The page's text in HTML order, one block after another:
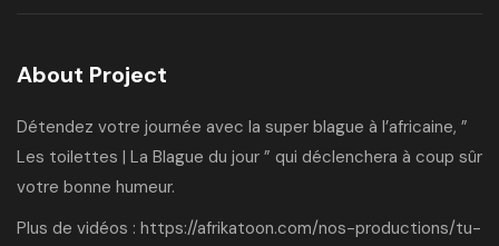
About Project
Détendez votre journée avec la super blague à l’africaine, ”
Les toilettes | La Blague du jour ” qui déclenchera à coup sûr
votre bonne humeur.
Plus de vidéos : https://afrikatoon.com/nos-productions/tu-